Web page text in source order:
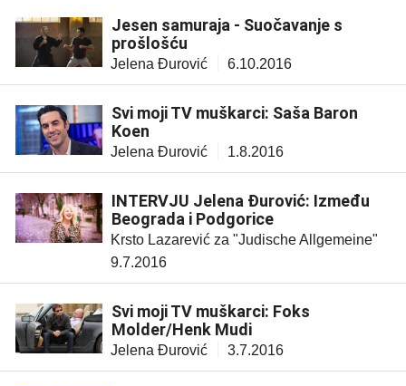
Jesen samuraja - Suočavanje s
prošlošću
Jelena Đurović 6.10.2016
Svi moji TV muškarci: Saša Baron
Koen
Jelena Đurović 1.8.2016
INTERVJU Jelena Đurović: Između
Beograda i Podgorice
Krsto Lazarević za "Judische Allgemeine"
9.7.2016
Svi moji TV muškarci: Foks
Molder/Henk Mudi
Jelena Đurović 3.7.2016